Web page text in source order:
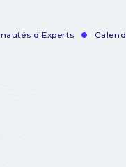
d'Experts